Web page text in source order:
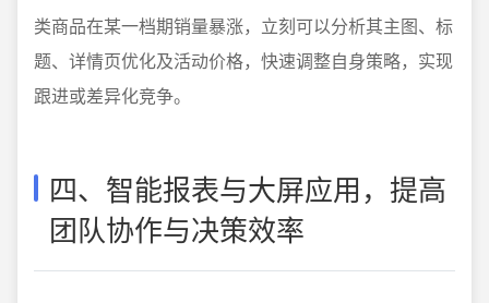
类商品在某一档期销量暴涨，立刻可以分析其主图、标
题、详情页优化及活动价格，快速调整自身策略，实现
跟进或差异化竞争。
四、智能报表与大屏应用，提高
团队协作与决策效率